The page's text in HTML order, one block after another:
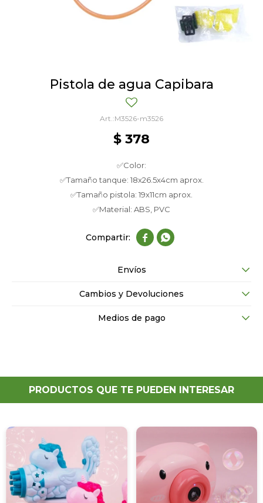
Pistola de agua Capibara
M3526-m3526
$ 378
✅Color:
✅Tamaño tanque: 18x26.5x4cm aprox.
✅Tamaño pistola: 19x11cm aprox.
✅Material: ABS, PVC
 
Envíos
Cambios y Devoluciones
Medios de pago
PRODUCTOS QUE TE PUEDEN INTERESAR